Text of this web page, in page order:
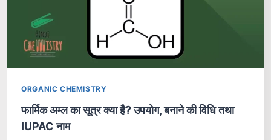
ORGANIC CHEMISTRY
फार्मिक अम्ल का सूत्र क्या है? उपयोग, बनाने की विधि तथा
IUPAC नाम